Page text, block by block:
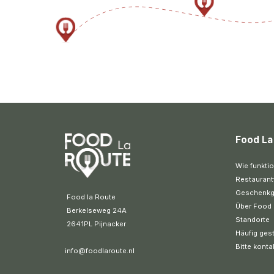
Food la Route
Berkelseweg 24A
2641PL Pijnacker
info@foodlaroute.nl
Food
Wie
Über Food
Standorte
Häufig
Bitte